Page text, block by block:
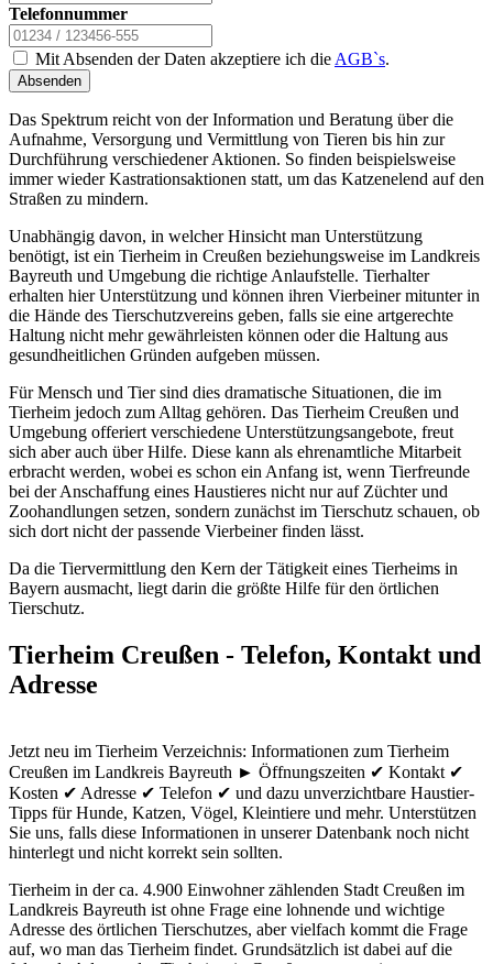
Telefonnummer
Mit Absenden der Daten akzeptiere ich die AGB`s.
Absenden
Das Spektrum reicht von der Information und Beratung über die
Aufnahme, Versorgung und Vermittlung von Tieren bis hin zur
Durchführung verschiedener Aktionen. So finden beispielsweise
immer wieder Kastrationsaktionen statt, um das Katzenelend auf den
Straßen zu mindern.
Unabhängig davon, in welcher Hinsicht man Unterstützung
benötigt, ist ein Tierheim in Creußen beziehungsweise im Landkreis
Bayreuth und Umgebung die richtige Anlaufstelle. Tierhalter
erhalten hier Unterstützung und können ihren Vierbeiner mitunter in
die Hände des Tierschutzvereins geben, falls sie eine artgerechte
Haltung nicht mehr gewährleisten können oder die Haltung aus
gesundheitlichen Gründen aufgeben müssen.
Für Mensch und Tier sind dies dramatische Situationen, die im
Tierheim jedoch zum Alltag gehören. Das Tierheim Creußen und
Umgebung offeriert verschiedene Unterstützungsangebote, freut
sich aber auch über Hilfe. Diese kann als ehrenamtliche Mitarbeit
erbracht werden, wobei es schon ein Anfang ist, wenn Tierfreunde
bei der Anschaffung eines Haustieres nicht nur auf Züchter und
Zoohandlungen setzen, sondern zunächst im Tierschutz schauen, ob
sich dort nicht der passende Vierbeiner finden lässt.
Da die Tiervermittlung den Kern der Tätigkeit eines Tierheims in
Bayern ausmacht, liegt darin die größte Hilfe für den örtlichen
Tierschutz.
Tierheim Creußen - Telefon, Kontakt und
Adresse
Jetzt neu im Tierheim Verzeichnis: Informationen zum Tierheim
Creußen im Landkreis Bayreuth ► Öffnungszeiten ✔ Kontakt ✔
Kosten ✔ Adresse ✔ Telefon ✔ und dazu unverzichtbare Haustier-
Tipps für Hunde, Katzen, Vögel, Kleintiere und mehr. Unterstützen
Sie uns, falls diese Informationen in unserer Datenbank noch nicht
hinterlegt und nicht korrekt sein sollten.
Tierheim in der ca. 4.900 Einwohner zählenden Stadt Creußen im
Landkreis Bayreuth ist ohne Frage eine lohnende und wichtige
Adresse des örtlichen Tierschutzes, aber vielfach kommt die Frage
auf, wo man das Tierheim findet. Grundsätzlich ist dabei auf die